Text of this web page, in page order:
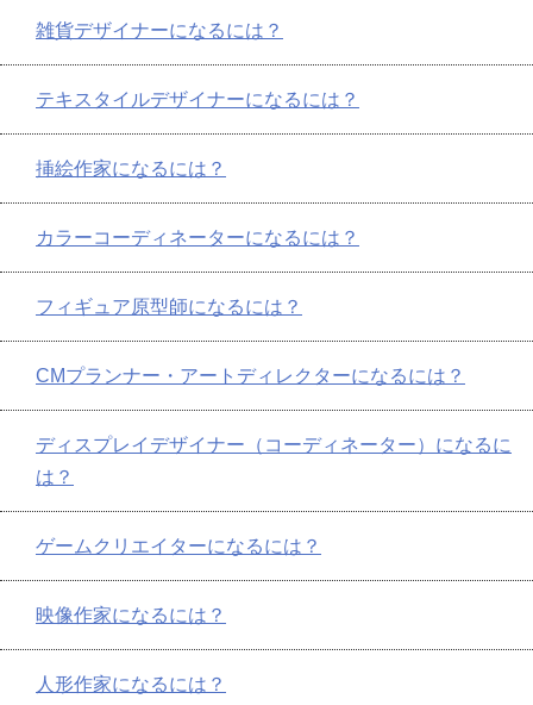
雑貨デザイナーになるには？
テキスタイルデザイナーになるには？
挿絵作家になるには？
カラーコーディネーターになるには？
フィギュア原型師になるには？
CMプランナー・アートディレクターになるには？
ディスプレイデザイナー（コーディネーター）になるに
は？
ゲームクリエイターになるには？
映像作家になるには？
人形作家になるには？